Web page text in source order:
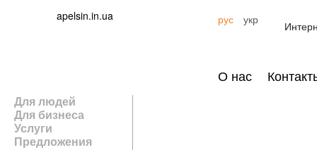
apelsin.in.ua рус укр
О нас
Для людей
Для бизнеса
Услуги
Предложения